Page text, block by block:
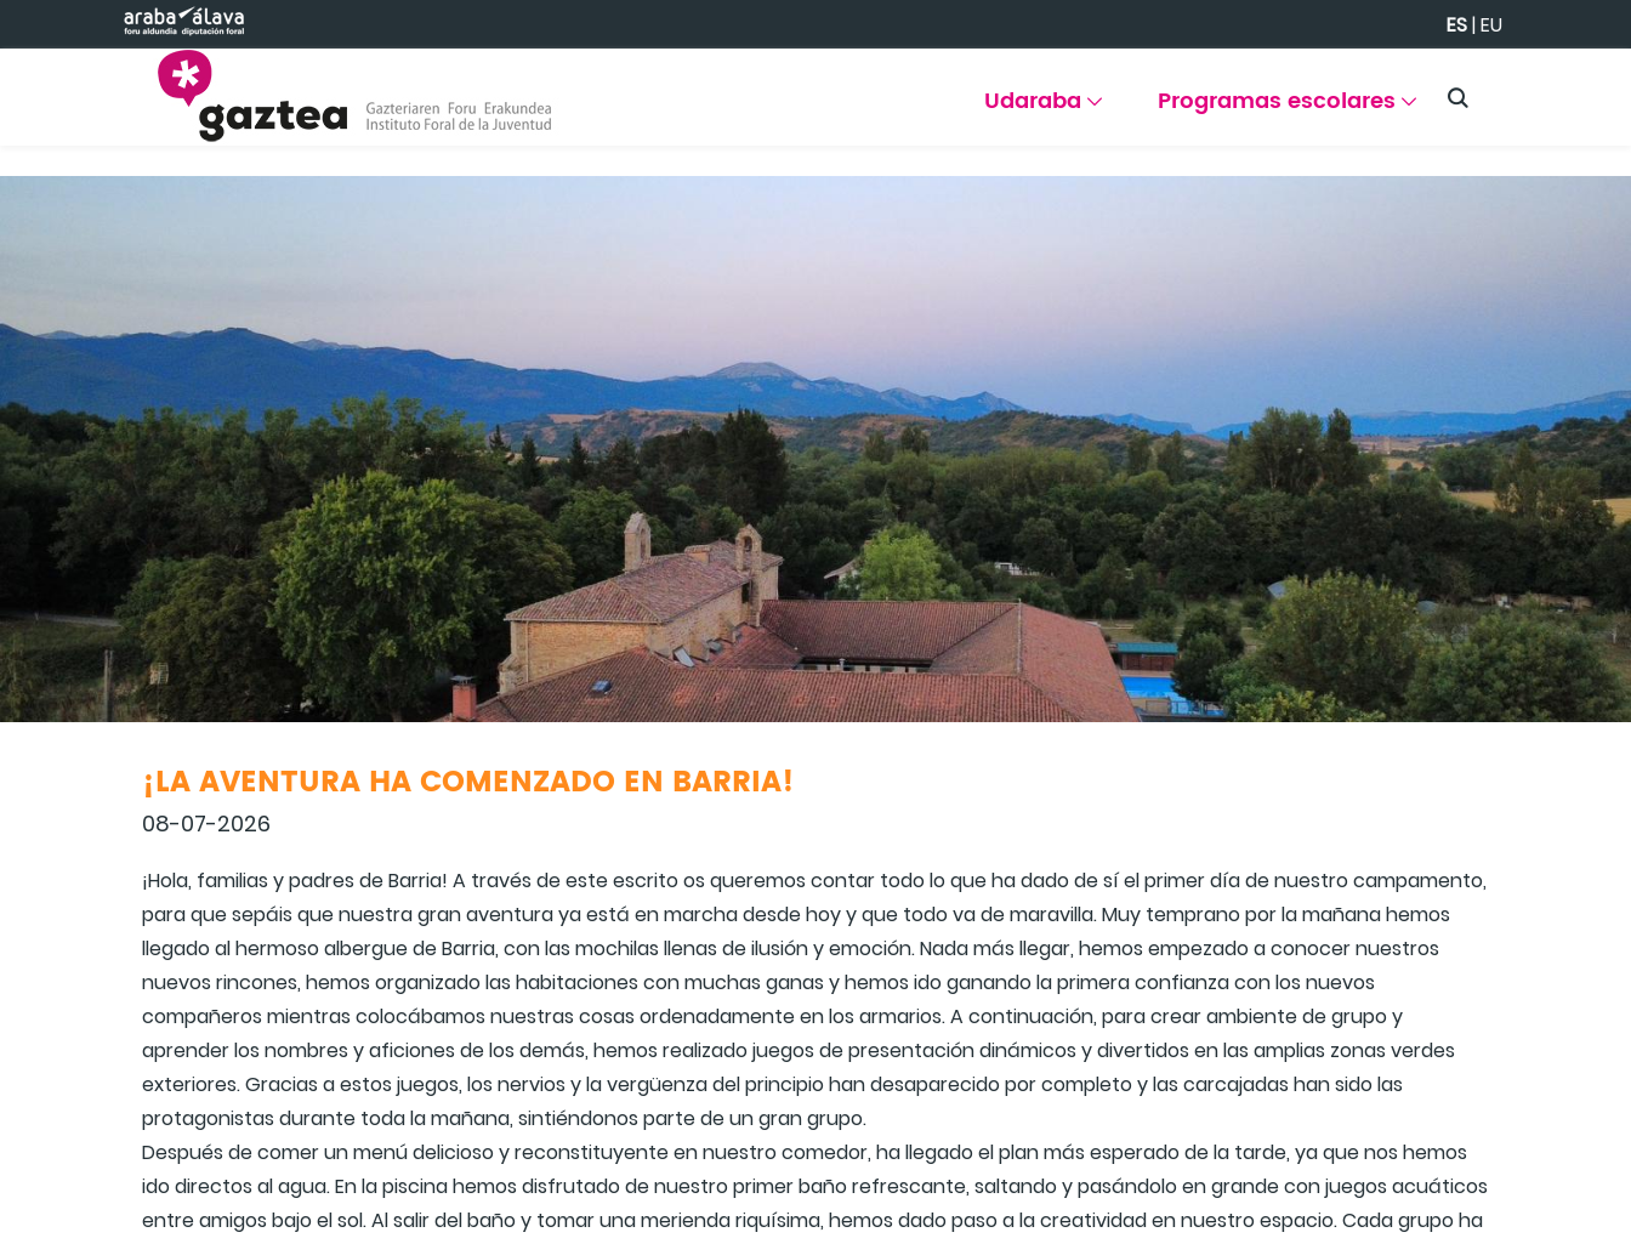
Saltar al contenido principal ES|EU
Udaraba Programas escolares
¡LA AVENTURA HA COMENZADO EN BARRIA!
08-07-2026
¡Hola, familias y padres de Barria! A través de este escrito os queremos contar todo lo que ha dado de sí el primer día de nuestro campamento,
para que sepáis que nuestra gran aventura ya está en marcha desde hoy y que todo va de maravilla. Muy temprano por la mañana hemos
llegado al hermoso albergue de Barria, con las mochilas llenas de ilusión y emoción. Nada más llegar, hemos empezado a conocer nuestros
nuevos rincones, hemos organizado las habitaciones con muchas ganas y hemos ido ganando la primera confianza con los nuevos
compañeros mientras colocábamos nuestras cosas ordenadamente en los armarios. A continuación, para crear ambiente de grupo y
aprender los nombres y aficiones de los demás, hemos realizado juegos de presentación dinámicos y divertidos en las amplias zonas verdes
exteriores. Gracias a estos juegos, los nervios y la vergüenza del principio han desaparecido por completo y las carcajadas han sido las
protagonistas durante toda la mañana, sintiéndonos parte de un gran grupo.
Después de comer un menú delicioso y reconstituyente en nuestro comedor, ha llegado el plan más esperado de la tarde, ya que nos hemos
ido directos al agua. En la piscina hemos disfrutado de nuestro primer baño refrescante, saltando y pasándolo en grande con juegos acuáticos
entre amigos bajo el sol. Al salir del baño y tomar una merienda riquísima, hemos dado paso a la creatividad en nuestro espacio. Cada grupo ha